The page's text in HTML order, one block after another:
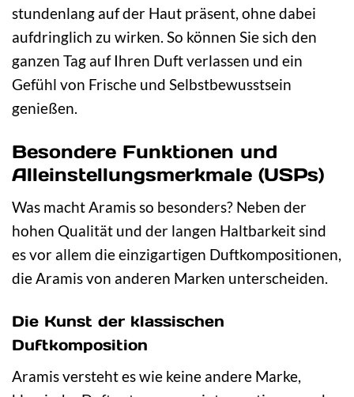
stundenlang auf der Haut präsent, ohne dabei
aufdringlich zu wirken. So können Sie sich den
ganzen Tag auf Ihren Duft verlassen und ein
Gefühl von Frische und Selbstbewusstsein
genießen.
Besondere Funktionen und
Alleinstellungsmerkmale (USPs)
Was macht Aramis so besonders? Neben der
hohen Qualität und der langen Haltbarkeit sind
es vor allem die einzigartigen Duftkompositionen,
die Aramis von anderen Marken unterscheiden.
Die Kunst der klassischen
Duftkomposition
Aramis versteht es wie keine andere Marke,